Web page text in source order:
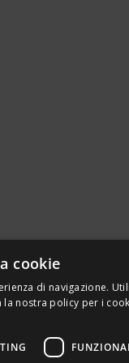
cookie
di navigazione.
nostra policy per i